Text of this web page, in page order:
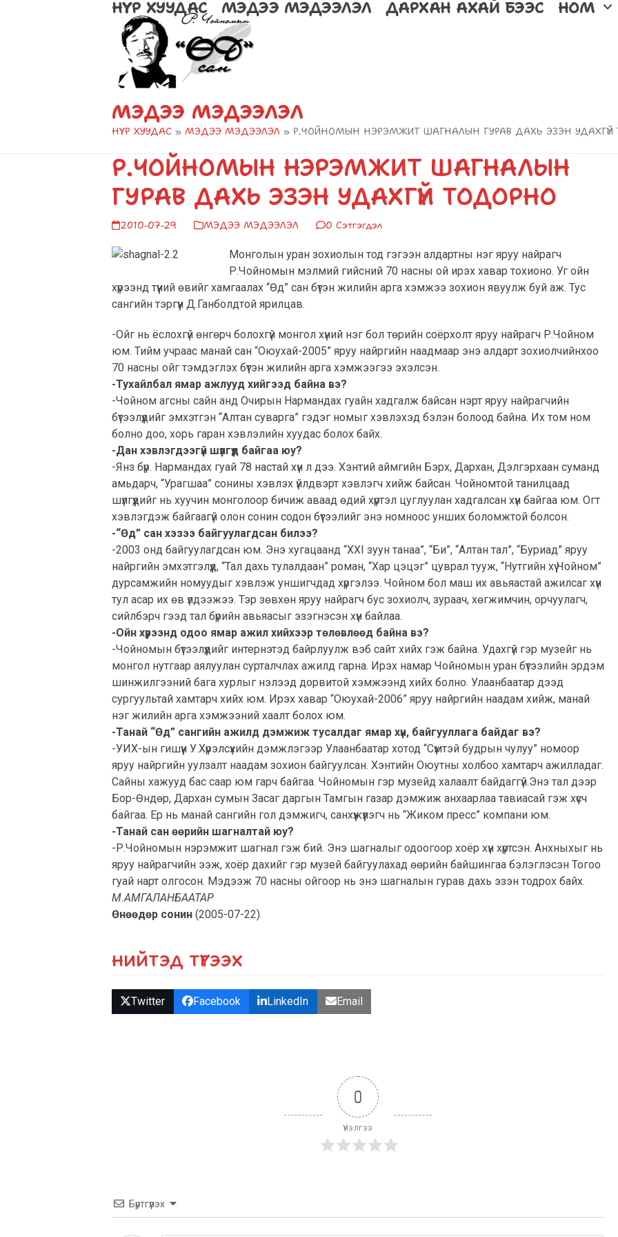
НҮҮР ХУУДАС МЭДЭЭ МЭДЭЭЛЭЛ ДАРХАН АХАЙ БЭЭС НОМ
МЭДЭЭ МЭДЭЭЛЭЛ
НҮҮР ХУУДАС » МЭДЭЭ МЭДЭЭЛЭЛ » Р.ЧОЙНОМЫН НЭРЭМЖИТ ШАГНАЛЫН ГУРАВ ДАХЬ ЭЗЭН УДАХГҮЙ
Р.ЧОЙНОМЫН НЭРЭМЖИТ ШАГНАЛЫН
ГУРАВ ДАХЬ ЭЗЭН УДАХГҮЙ ТОДОРНО
2010-07-29 МЭДЭЭ МЭДЭЭЛЭЛ 0 Сэтгэгдэл
Монголын уран зохиолын тод гэгээн алдартны нэг яруу найрагч
Р.Чойномын мэлмий гийсний 70 насны ой ирэх хавар тохионо. Уг ойн
хүрээнд түүний өвийг хамгаалах “Өд” сан бүтэн жилийн арга хэмжээ зохион явуулж буй аж. Тус
сангийн тэргүүн Д.Ганболдтой ярилцав.
-Ойг нь ёслохгүй өнгөрч болохгүй монгол хүний нэг бол төрийн соёрхолт яруу найрагч Р.Чойном
юм. Тийм учраас манай сан “Оюухай-2005” яруу найргийн наадмаар энэ алдарт зохиолчийнхоо
70 насны ойг тэмдэглэх бүтэн жилийн арга хэмжээгээ эхэлсэн.
-Тухайлбал ямар ажлууд хийгээд байна вэ?
-Чойном агсны сайн анд Очирын Нармандах гуайн хадгалж байсан нэрт яруу найрагчийн
бүтээлүүдийг эмхэтгэн “Алтан суварга” гэдэг номыг хэвлэхэд бэлэн болоод байна. Их том ном
болно доо, хорь гаран хэвлэлийн хуудас болох байх.
-Дан хэвлэгдээгүй шүлгүүд байгаа юу?
-Янз бүр. Нармандах гуай 78 настай хүн л дээ. Хэнтий аймгийн Бэрх, Дархан, Дэлгэрхаан суманд
амьдарч, “Урагшаа” сонины хэвлэх үйлдвэрт хэвлэгч хийж байсан. Чойномтой танилцаад
шүлгүүдийг нь хуучин монголоор бичиж аваад өдий хүртэл цуглуулан хадгалсан хүн байгаа юм. Огт
хэвлэгдэж байгаагүй олон сонин содон бүтээлийг энэ номноос унших боломжтой болсон.
-“Өд” сан хэзээ байгуулагдсан билээ?
-2003 онд байгуулагдсан юм. Энэ хугацаанд “XXI зуун танаа”, “Би”, “Алтан тал”, “Буриад” яруу
найргийн эмхэтгэлүүд, “Тал дахь тулалдаан” роман, “Хар цэцэг” цуврал тууж, “Нутгийн хүү Чойном”
дурсамжийн номуудыг хэвлэж уншигчдад хүргэлээ. Чойном бол маш их авьяастай ажилсаг хүн
тул асар их өв үлдээжээ. Тэр зөвхөн яруу найрагч бус зохиолч, зураач, хөгжимчин, орчуулагч,
сийлбэрч гээд тал бүрийн авьяасыг эзэгнэсэн хүн байлаа.
-Ойн хүрээнд одоо ямар ажил хийхээр төлөвлөөд байна вэ?
-Чойномын бүтээлүүдийг интернэтэд байрлуулж вэб сайт хийх гэж байна. Удахгүй гэр музейг нь
монгол нутгаар аялуулан сурталчлах ажилд гарна. Ирэх намар Чойномын уран бүтээлийн эрдэм
шинжилгээний бага хурлыг нэлээд дорвитой хэмжээнд хийх болно. Улаанбаатар дээд
сургуультай хамтарч хийх юм. Ирэх хавар “Оюухай-2006” яруу найргийн наадам хийж, манай
нэг жилийн арга хэмжээний хаалт болох юм.
-Танай “Өд” сангийн ажилд дэмжиж тусалдаг ямар хүн, байгууллага байдаг вэ?
-УИХ-ын гишүүн У.Хүрэлсүхийн дэмжлэгээр Улаанбаатар хотод “Сүмтэй будрын чулуу” номоор
яруу найргийн уулзалт наадам зохион байгуулсан. Хэнтийн Оюутны холбоо хамтарч ажилладаг.
Сайны хажууд бас саар юм гарч байгаа. Чойномын гэр музейд халаалт байдаггүй.Энэ тал дээр
Бор-Өндөр, Дархан сумын Засаг даргын Тамгын газар дэмжиж анхаарлаа тавиасай гэж хүсч
байгаа. Ер нь манай сангийн гол дэмжигч, санхүүжүүлэгч нь “Жиком пресс” компани юм.
-Танай сан өөрийн шагналтай юу?
-Р.Чойномын нэрэмжит шагнал гэж бий. Энэ шагналыг одоогоор хоёр хүн хүртсэн. Анхныхыг нь
яруу найрагчийн ээж, хоёр дахийг гэр музей байгуулахад өөрийн байшингаа бэлэглэсэн Тогоо
гуай нарт олгосон. Мэдээж 70 насны ойгоор нь энэ шагналын гурав дахь эзэн тодрох байх.
М.АМГАЛАНБААТАР
Өнөөдөр сонин (2005-07-22)
НИЙТЭД ТҮГЭЭХ
Twitter Facebook LinkedIn Email
0
Үнэлгээ
Бүртгүүлэх